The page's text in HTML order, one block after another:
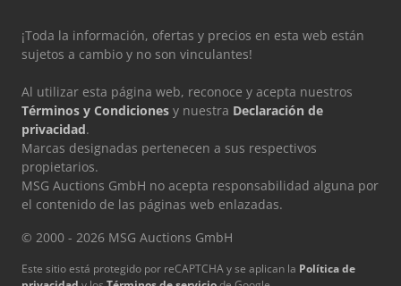
¡Toda la información, ofertas y precios en esta web están
sujetos a cambio y no son vinculantes!
Al utilizar esta página web, reconoce y acepta nuestros
Términos y Condiciones y nuestra Declaración de
privacidad.
Marcas designadas pertenecen a sus respectivos
propietarios.
MSG Auctions GmbH no acepta responsabilidad alguna por
el contenido de las páginas web enlazadas.
© 2000 - 2026 MSG Auctions GmbH
Este sitio está protegido por reCAPTCHA y se aplican la Política de